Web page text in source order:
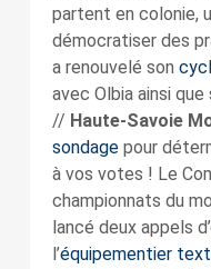
partent en colonie,
démocratiser des
a renouvelé son
avec Olbia ainsi que
// Haute-Savoie
sondagepour
à vos votes ! Le
championnats du
lancé deux appels
l’équipementier